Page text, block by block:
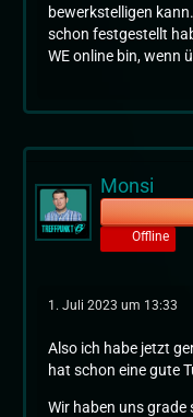
bewerkstelligen
schon festgestellt
WE online bin, wenn
Monsi
Offline
1. Juli 2023 um 13:33
Also ich habe jetzt
hat schon eine gute
Wir haben uns grade